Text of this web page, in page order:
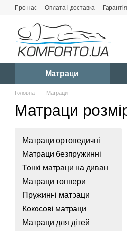
Перейти до основного контенту
Про нас Оплата і доставка
Матраци
Головна Матраци
Матраци
Матраци ортопедичні
Матраци безпружинні
Тонкі матраци на диван
Матраци топпери
Пружинні матраци
Кокосові матраци
Матраци для дітей